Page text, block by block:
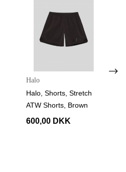
Halo
Halo, Shorts, Stretch
ATW Shorts, Brown
600,00 DKK